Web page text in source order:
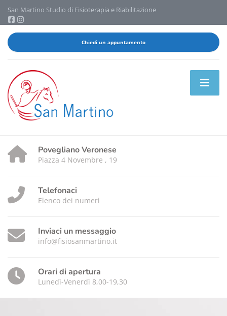
San Martino Studio di Fisioterapia e Riabilitazione
Chiedi un appuntamento
Povegliano Veronese
Piazza 4 Novembre , 19
Telefonaci
Elenco dei numeri
Inviaci un messaggio
info@fisiosanmartino.it
Orari di apertura
Lunedì-Venerdì 8,00-19,30